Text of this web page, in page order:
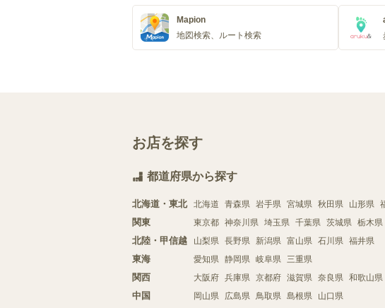
Mapion
地図検索、ルート検索
お店を探す
都道府県から探す
北海道・東北 北海道 青森県 岩手県 宮城県 秋田県 山形県
関東 東京都 神奈川県 埼玉県 千葉県 茨城県 栃木県
北陸・甲信越 山梨県 長野県 新潟県 富山県 石川県 福井県
東海 愛知県 静岡県 岐阜県 三重県
関西 大阪府 兵庫県 京都府 滋賀県 奈良県 和歌山県
中国 岡山県 広島県 鳥取県 島根県 山口県